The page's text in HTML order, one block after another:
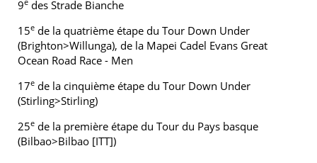
9 des Strade Bianche
15e de la quatrième étape du Tour Down Under
(Brighton>Willunga), de la Mapei Cadel Evans Great
Ocean Road Race - Men
17e de la cinquième étape du Tour Down Under
(Stirling>Stirling)
25e de la première étape du Tour du Pays basque
(Bilbao>Bilbao [ITT])